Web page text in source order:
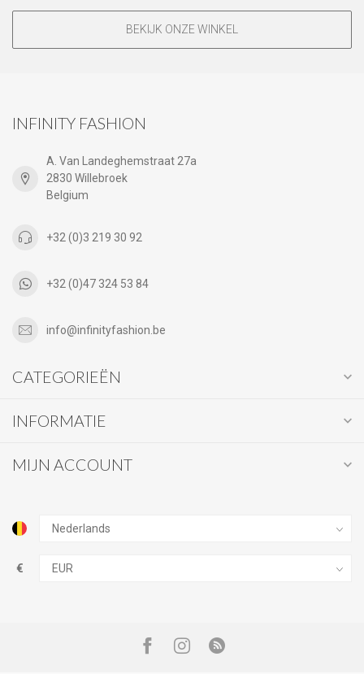
BEKIJK ONZE WINKEL
INFINITY FASHION
A. Van Landeghemstraat 27a
2830 Willebroek
Belgium
+32 (0)3 219 30 92
+32 (0)47 324 53 84
info@infinityfashion.be
CATEGORIEËN
INFORMATIE
MIJN ACCOUNT
€